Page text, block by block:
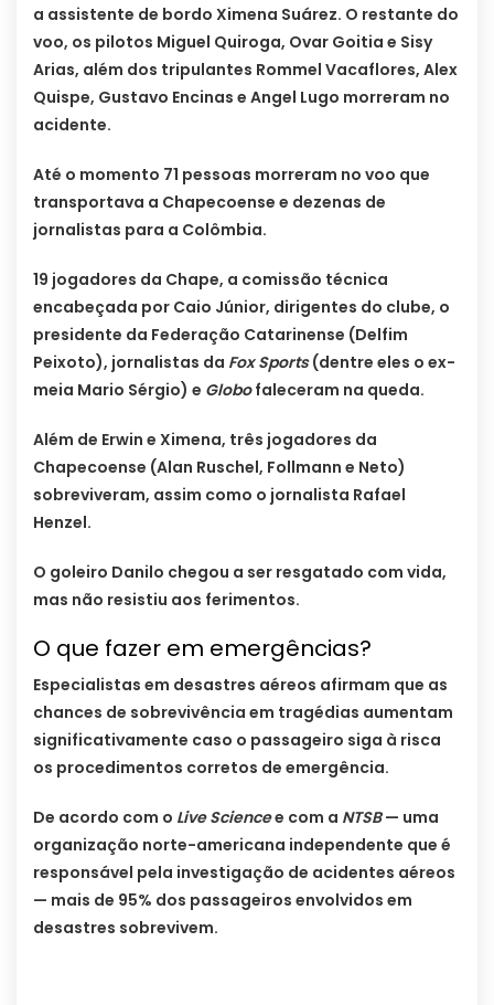
a assistente de bordo Ximena Suárez. O restante do
voo, os pilotos Miguel Quiroga, Ovar Goitia e Sisy
Arias, além dos tripulantes Rommel Vacaflores, Alex
Quispe, Gustavo Encinas e Angel Lugo morreram no
acidente.
Até o momento 71 pessoas morreram no voo que
transportava a Chapecoense e dezenas de
jornalistas para a Colômbia.
19 jogadores da Chape, a comissão técnica
encabeçada por Caio Júnior, dirigentes do clube, o
presidente da Federação Catarinense (Delfim
Peixoto), jornalistas da Fox Sports(dentre eles o ex-
meia Mario Sérgio) e Globofaleceram na queda.
Além de Erwin e Ximena, três jogadores da
Chapecoense (Alan Ruschel, Follmann e Neto)
sobreviveram, assim como o jornalista Rafael
Henzel.
O goleiro Danilo chegou a ser resgatado com vida,
mas não resistiu aos ferimentos.
O que fazer em emergências?
Especialistas em desastres aéreos afirmam que as
chances de sobrevivência em tragédias aumentam
significativamente caso o passageiro siga à risca
os procedimentos corretos de emergência.
De acordo com o Live Sciencee com a NTSB— uma
organização norte-americana independente que é
responsável pela investigação de acidentes aéreos
— mais de 95% dos passageiros envolvidos em
desastres sobrevivem.